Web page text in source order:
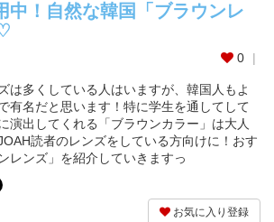
中！自然な韓国「ブラウンレ
0
は多くしている人はいますが、韓国人もよ
有名だと思います！特に学生を通してして
演出してくれる「ブラウンカラー」は大人
読者のレンズをしている方向けに！おす
レンズ」を紹介していきますっ
お気に入り登録